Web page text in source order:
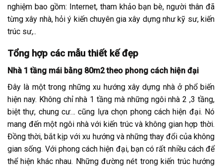
nghiệm bao gồm: Internet, tham khảo bạn bè, người thân đã
từng xây nhà, hỏi ý kiến chuyên gia xây dựng như kỹ sư, kiến
trúc sư,..
Tổng hợp các mẫu thiết kế đẹp
Nhà 1 tầng mái bằng 80m2 theo phong cách hiện đại
Đây là một trong những xu hướng xây dựng nhà ở phổ biến
hiện nay. Không chỉ nhà 1 tầng mà những ngôi nhà 2 ,3 tầng,
biệt thự, chung cư… cũng lựa chọn phong cách hiện đại. Nó
mang đến một ngôi nhà với kiến trúc và không gian hợp thời.
Đồng thời, bắt kịp với xu hướng và những thay đổi của không
gian sống. Với phong cách hiện đại, bạn có rất nhiều cách để
thể hiện khác nhau. Những đường nét trong kiến trúc hướng